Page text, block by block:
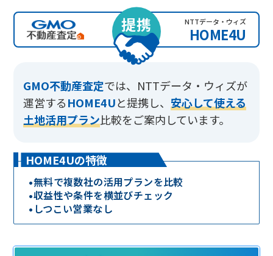
NTTデータ・ウィズ
HOME4U
提携
GMO不動産査定では、 NTTデータ・ウィズが
運営するHOME4Uと提携し、安心して使える
土地活用プラン比較をご案内しています。
HOME4Uの特徴
•無料で複数社の活用プランを比較
•収益性や条件を横並びチェック
• しつこい営業なし